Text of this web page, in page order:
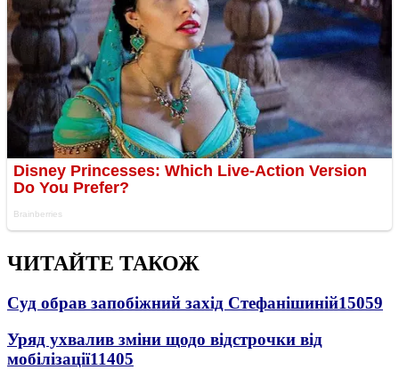
ЧИТАЙТЕ ТАКОЖ
Суд обрав запобіжний захід Стефанішиній15059
Уряд ухвалив зміни щодо відстрочки від
мобілізації11405